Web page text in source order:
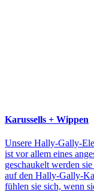
Karussells + Wippen
Unsere Hally-Gally-
ist vor allem eines
geschaukelt werden
auf den Hally-Gally-
fühlen sie sich, wenn